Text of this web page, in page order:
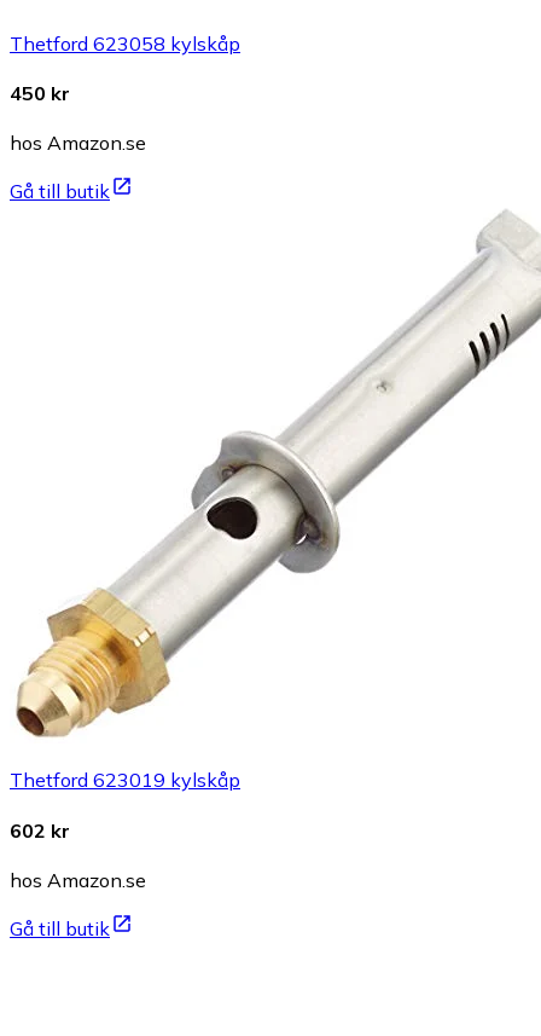
Thetford 623058 kylskåp
450 kr
hos Amazon.se
Gå till butik
Thetford 623019 kylskåp
602 kr
hos Amazon.se
Gå till butik